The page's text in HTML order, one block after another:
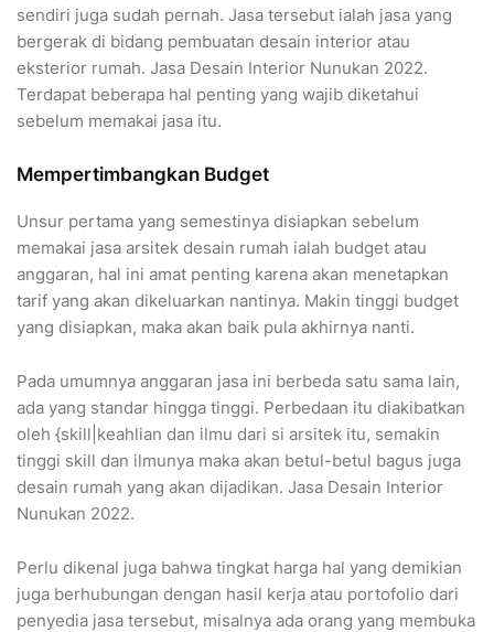
sendiri juga sudah pernah. Jasa tersebut ialah jasa yang
bergerak di bidang pembuatan desain interior atau
eksterior rumah. Jasa Desain Interior Nunukan 2022.
Terdapat beberapa hal penting yang wajib diketahui
sebelum memakai jasa itu.
Mempertimbangkan Budget
Unsur pertama yang semestinya disiapkan sebelum
memakai jasa arsitek desain rumah ialah budget atau
anggaran, hal ini amat penting karena akan menetapkan
tarif yang akan dikeluarkan nantinya. Makin tinggi budget
yang disiapkan, maka akan baik pula akhirnya nanti.
Pada umumnya anggaran jasa ini berbeda satu sama lain,
ada yang standar hingga tinggi. Perbedaan itu diakibatkan
oleh {skill|keahlian dan ilmu dari si arsitek itu, semakin
tinggi skill dan ilmunya maka akan betul-betul bagus juga
desain rumah yang akan dijadikan. Jasa Desain Interior
Nunukan 2022.
Perlu dikenal juga bahwa tingkat harga hal yang demikian
juga berhubungan dengan hasil kerja atau portofolio dari
penyedia jasa tersebut, misalnya ada orang yang membuka